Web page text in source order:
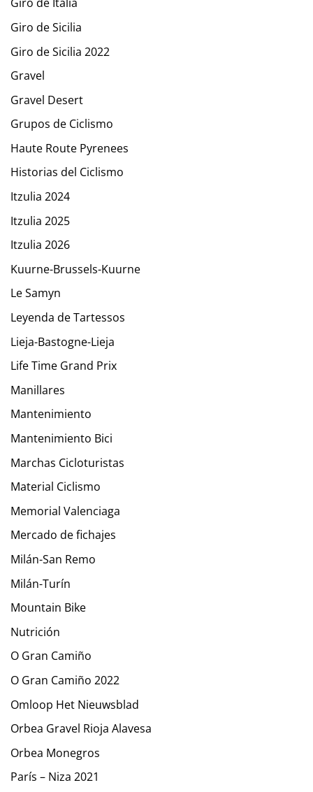
Giro de Sicilia
Giro de Sicilia 2022
Gravel
Gravel Desert
Grupos de Ciclismo
Haute Route Pyrenees
Historias del Ciclismo
Itzulia 2024
Itzulia 2025
Itzulia 2026
Kuurne-Brussels-Kuurne
Le Samyn
Leyenda de Tartessos
Lieja-Bastogne-Lieja
Life Time Grand Prix
Manillares
Mantenimiento
Mantenimiento Bici
Marchas Cicloturistas
Material Ciclismo
Memorial Valenciaga
Mercado de fichajes
Milán-San Remo
Milán-Turín
Mountain Bike
Nutrición
O Gran Camiño
O Gran Camiño 2022
Omloop Het Nieuwsblad
Orbea Gravel Rioja Alavesa
Orbea Monegros
París – Niza 2021